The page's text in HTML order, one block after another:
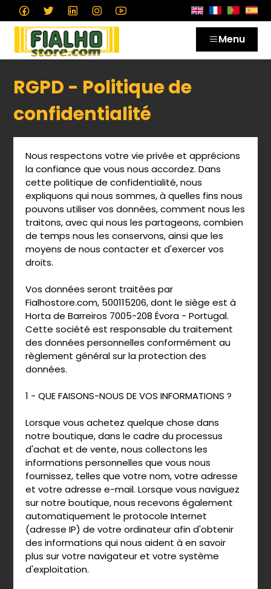
Menu
RGPD - Politique de
confidentialité
Nous respectons votre vie privée et apprécions
la confiance que vous nous accordez. Dans
cette politique de confidentialité, nous
expliquons qui nous sommes, à quelles fins nous
pouvons utiliser vos données, comment nous les
traitons, avec qui nous les partageons, combien
de temps nous les conservons, ainsi que les
moyens de nous contacter et d'exercer vos
droits.
Vos données seront traitées par
Fialhostore.com, 500115206, dont le siège est à
Horta de Barreiros 7005-208 Évora - Portugal.
Cette société est responsable du traitement
des données personnelles conformément au
règlement général sur la protection des
données.
1 - QUE FAISONS-NOUS DE VOS INFORMATIONS ?
Lorsque vous achetez quelque chose dans
notre boutique, dans le cadre du processus
d'achat et de vente, nous collectons les
informations personnelles que vous nous
fournissez, telles que votre nom, votre adresse
et votre adresse e-mail. Lorsque vous naviguez
sur notre boutique, nous recevons également
automatiquement le protocole Internet
(adresse IP) de votre ordinateur afin d'obtenir
des informations qui nous aident à en savoir
plus sur votre navigateur et votre système
d'exploitation.